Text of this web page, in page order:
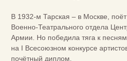
В 1932-м Тарская – в Москве,
Военно-Театрального отдела
Армии. Но победила тяга к песням
на I Всесоюзном конкурсе
почётный диплом.